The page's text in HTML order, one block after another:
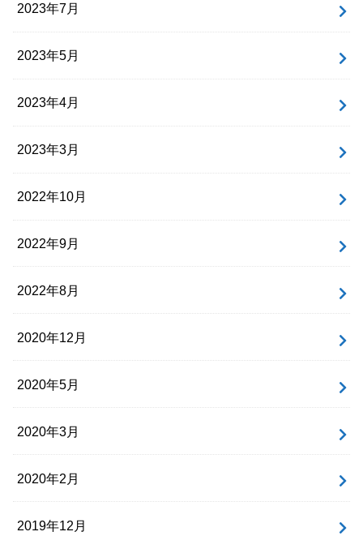
2023年7月
2023年5月
2023年4月
2023年3月
2022年10月
2022年9月
2022年8月
2020年12月
2020年5月
2020年3月
2020年2月
2019年12月